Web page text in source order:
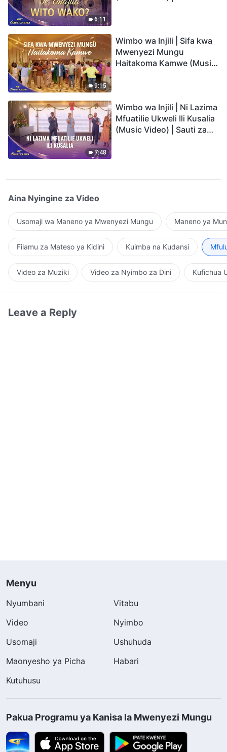
6:11
9:15
Wimbo wa Injili | Sifa kwa
Mwenyezi Mungu
Haitakoma Kamwe (Music
7:48
Wimbo wa Injili | Ni Lazima
Mfuatilie Ukweli Ili Kusalia
(Music Video) | Sauti za
Aina Nyingine za Video
Usomaji wa Maneno ya Mwenyezi Mungu Maneno ya
Filamu za Mateso ya Kidini Kuimba na Kudansi
Video za Muziki Video za Nyimbo za Dini Kufichua
Leave a Reply
Menyu
Nyumbani
Vitabu
Video
Nyimbo
Usomaji
Ushuhuda
Maonyesho ya Picha
Habari
Kutuhusu
Pakua Programu ya Kanisa la Mwenyezi Mungu